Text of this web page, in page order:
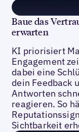
Baue das
erwarten
KI priorisiert
Engagement
dabei eine
dein Feedback
Antworten
reagieren. So
Sichtbarkeit